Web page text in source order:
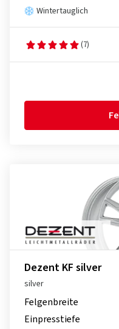
Wintertauglich
(7)
Dezent KF silver
silver
Felgenbreite
Einpresstiefe